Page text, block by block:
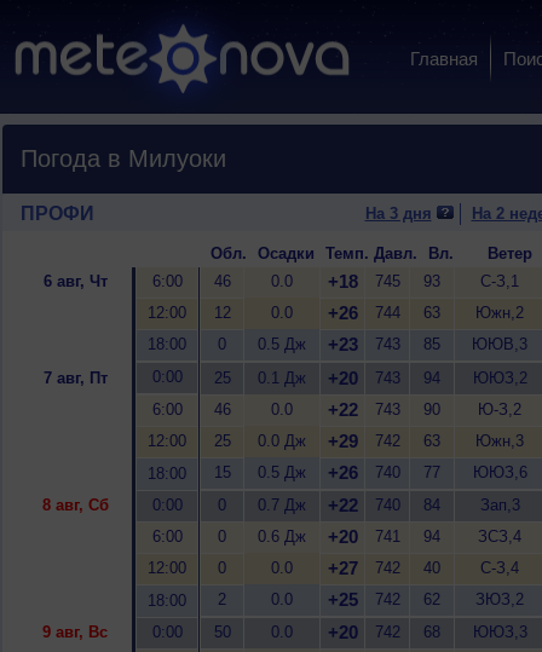
Главная
Погода в Милуоки
ПРОФИ На 3 дня На 2
Обл. Осадки Темп. Давл. Вл.
Ветер
6 авг, Чт
6:00 46 0.0 +18 745 93
С-З,1
12:00
12 0.0 +26 744 63
Южн,2
18:00
0 0.5 Дж +23 743 85
ЮЮВ,3
7 авг, Пт
0:00 25 0.1 Дж +20 743 94
ЮЮЗ,2
6:00
46 0.0 +22 743 90
Ю-З,2
12:00
25 0.0 Дж +29 742 63
Южн,3
18:00
15 0.5 Дж +26 740 77
ЮЮЗ,6
8 авг, Сб
0:00 0 0.7 Дж +22 740 84
Зап,3
6:00
0 0.6 Дж +20 741 94
ЗСЗ,4
12:00
0 0.0 +27 742 40
С-З,4
18:00
2 0.0 +25 742 62
ЗЮЗ,2
9 авг, Вс
0:00 50 0.0 +20 742 68
ЮЮЗ,3